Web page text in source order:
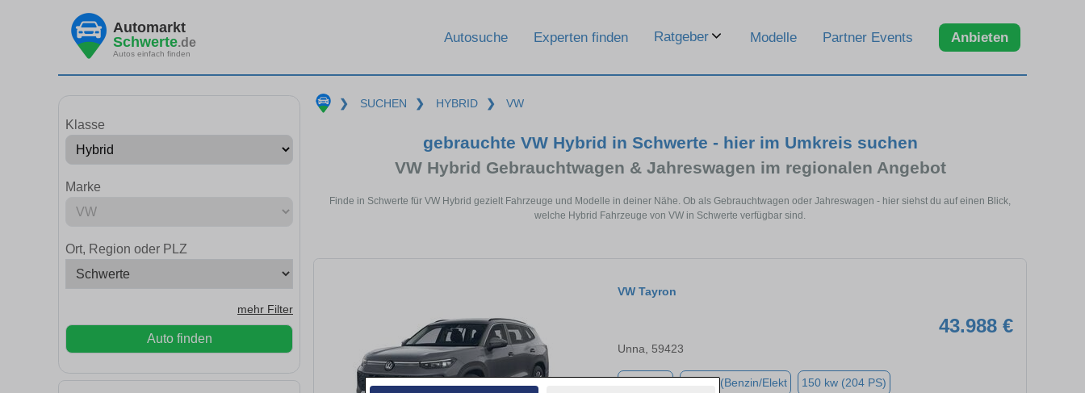
Automarkt
Schwerte.de
Autos einfach finden
Autosuche Experten finden Ratgeber Modelle Partner Events Anbieten
Klasse
Marke
Ort, Region oder PLZ
mehr Filter
Auto finden
❯ SUCHEN ❯ HYBRID ❯ VW
gebrauchte VW Hybrid in Schwerte - hier im Umkreis suchen
VW Hybrid Gebrauchtwagen & Jahreswagen im regionalen Angebot
Finde in Schwerte für VW Hybrid gezielt Fahrzeuge und Modelle in deiner Nähe. Ob als Gebrauchtwagen oder Jahreswagen - hier siehst du auf einen Blick,
welche Hybrid Fahrzeuge von VW in Schwerte verfügbar sind.
VW Tayron
43.988 €
Unna, 59423
Hybrid (Benzin/Elekt 150 kw (204 PS)